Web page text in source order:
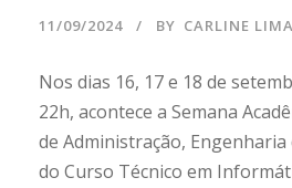
11/09/2024 BY CARLINE
Nos dias 16, 17 e 18 de
22h, acontece a Semana
de Administração, Engenharia
do Curso Técnico em